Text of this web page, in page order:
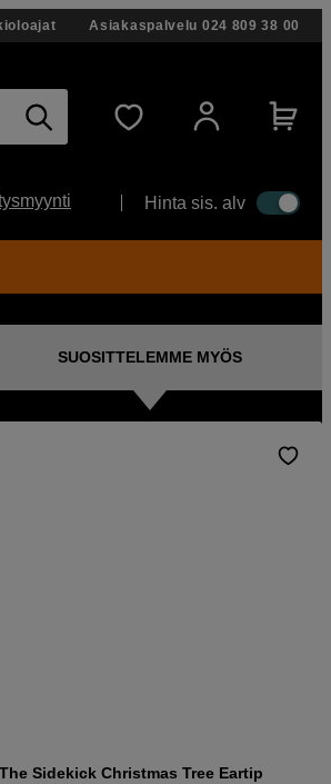
Asiakaspalvelu 024 809 38 00
Hinta sis. alv
SUOSITTELEMME MYÖS
The Sidekick Christmas Tree Eartip